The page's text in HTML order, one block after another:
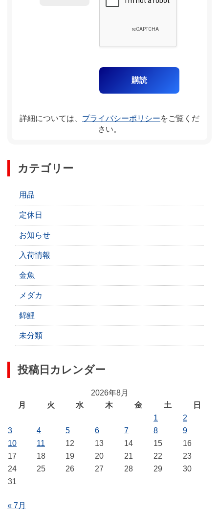
詳細については、 プライバシーポリシーをご覧くだ
さい。
カテゴリー
用品
定休日
お知らせ
入荷情報
金魚
メダカ
錦鯉
未分類
投稿日カレンダー
2026年8月
月
火 水 木 金 土
日
1
2
3
4 5 6 7 8
9
10
11 12 13 14 15
16
17
18 19 20 21 22
23
24
25 26 27 28 29
30
31
« 7月